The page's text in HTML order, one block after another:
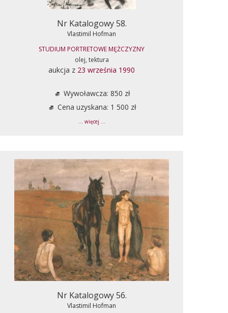
Nr Katalogowy 58.
Vlastimil Hofman
STUDIUM PORTRETOWE MĘŻCZYZNY
olej, tektura
aukcja z 23 września 1990
Wywoławcza: 850 zł
Cena uzyskana: 1 500 zł
... więcej ...
Nr Katalogowy 56.
Vlastimil Hofman